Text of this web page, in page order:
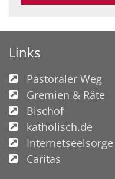
Links
Pastoraler Weg
Gremien & Räte
Bischof
katholisch.de
Internetseelsorge
Caritas